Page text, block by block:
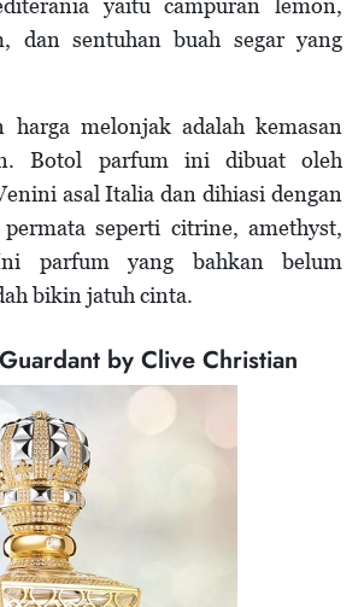
yaitu campuran lemon,
dan sentuhan buah segar yang
melonjak adalah kemasan
Botol parfum ini dibuat oleh
asal Italia dan dihiasi dengan
seperti citrine, amethyst,
parfum yang bahkan belum
bikin jatuh cinta.
by Clive Christian